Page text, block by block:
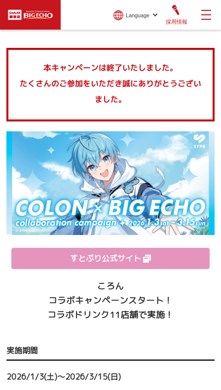
Language
採用情報
本キャンペーンは終了いたしました。
たくさんのご参加をいただき誠にありがとうござい
ました。
すとぷり公式サイト
ころん
コラボキャンペーンスタート！
コラボドリンク11店舗で実施！
実施期間
2026/1/3(土)～2026/3/15(日)